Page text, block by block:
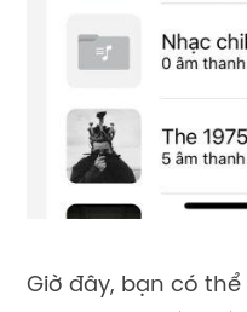
Giờ đây, bạn có